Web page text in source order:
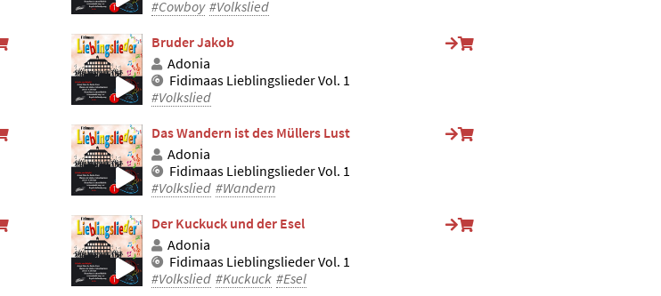
#Cowboy #Volkslied
Bruder Jakob
Adonia
Fidimaas Lieblingslieder Vol. 1
#Volkslied
Das Wandern ist des Müllers Lust
Adonia
Fidimaas Lieblingslieder Vol. 1
#Volkslied #Wandern
Der Kuckuck und der Esel
Adonia
Fidimaas Lieblingslieder Vol. 1
#Volkslied #Kuckuck #Esel